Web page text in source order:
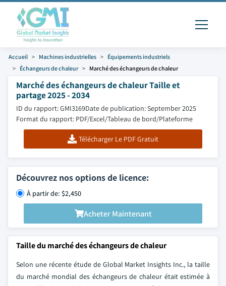
Accueil Machines industrielles
Équipements industriels
Échangeurs de chaleur
Marché des échangeurs de chaleur
Marché des échangeurs de chaleur Taille et
partage 2025 - 2034
ID du rapport: GMI3169Date de publication: September 2025
Format du rapport: PDF/Excel/Tableau de bord/Plateforme
Télécharger Le PDF Gratuit
Découvrez nos options de licence:
À partir de: $2,450
Acheter Maintenant
Taille du marché des échangeurs de chaleur
Selon une récente étude de Global Market Insights Inc., la taille
du marché mondial des échangeurs de chaleur était estimée à